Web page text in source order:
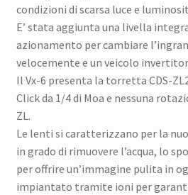
condizioni di scarsa luce e
E’ stata aggiunta una livella
azionamento per cambiare
velocemente e un veicolo
Il Vx-6 presenta la torretta CDS-
Click da 1/4 di Moa e nessuna
ZL.
Le lenti si caratterizzano per la
in grado di rimuovere l’acqua, lo
per offrire un’immagine pulita in
impiantato tramite ioni per